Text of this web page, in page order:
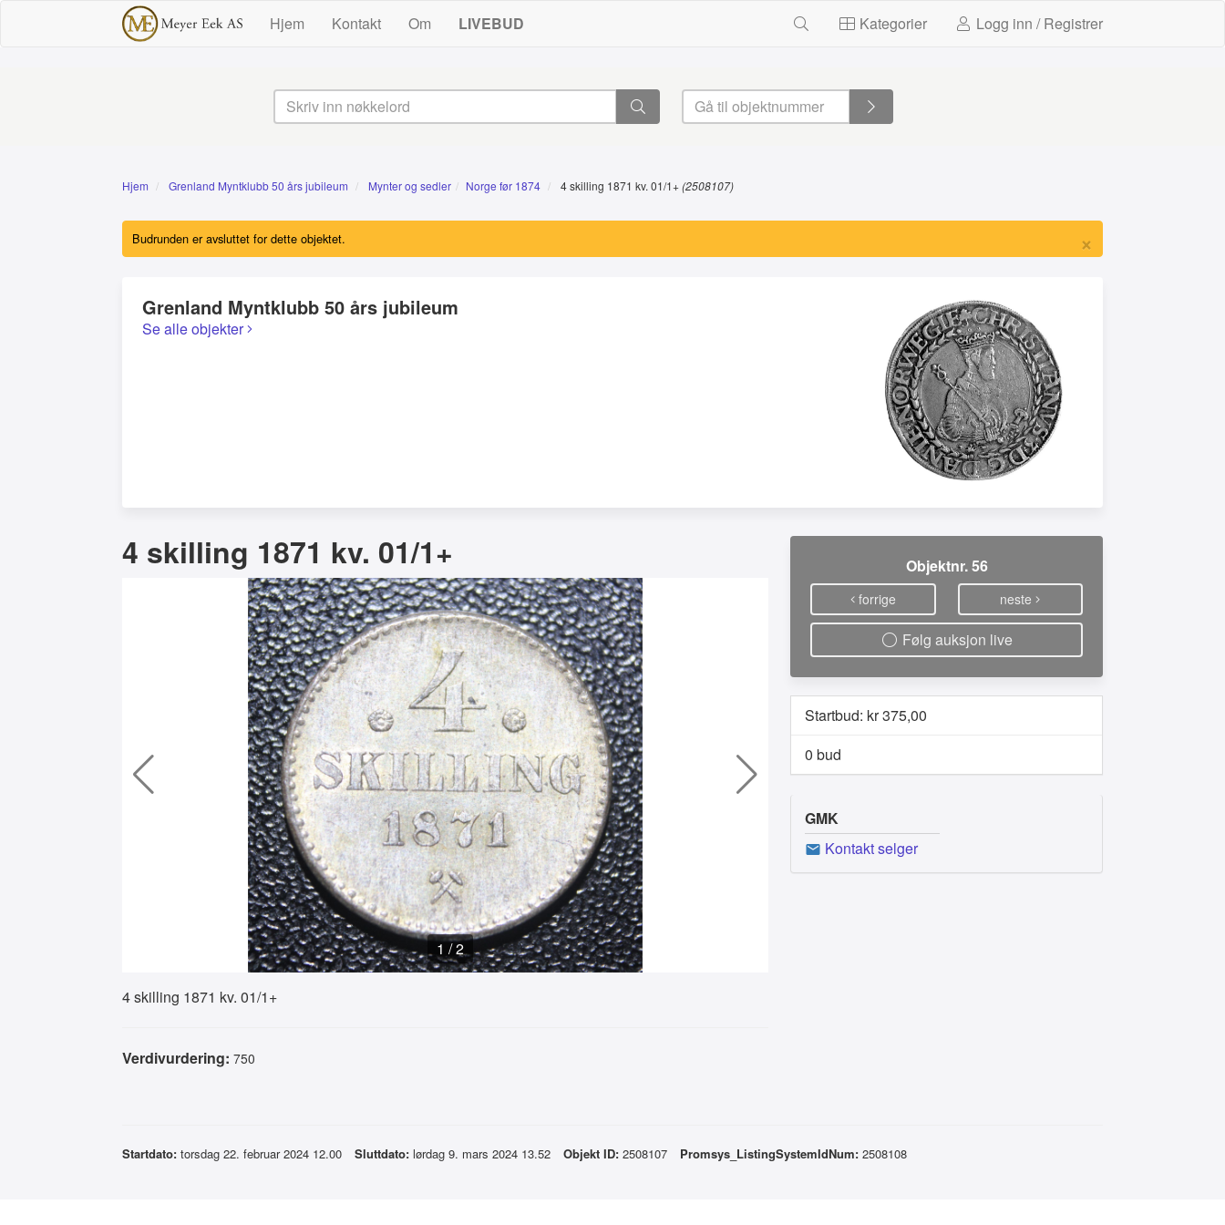
Hjem Kontakt Om LIVEBUD Kategorier Logg inn / Registrer
Hjem Grenland Myntklubb 50 års jubileum Mynter og sedler Norge før 1874 4 skilling 1871 kv. 01/1+(2508107)
×
Budrunden er avsluttet for dette objektet.
Grenland Myntklubb 50 års jubileum
Se alle objekter
4 skilling 1871 kv. 01/1+
1 /2
4 skilling 1871 kv. 01/1+
Verdivurdering: 750
Objektnr. 56
forrige neste
Følg auksjon live
Startbud: kr375,00
0 bud
GMK
Kontakt selger
Startdato: torsdag 22. februar 2024 12.00 Sluttdato: lørdag 9. mars 2024 13.52 Objekt ID: 2508107 Promsys_ListingSystemIdNum: 2508108